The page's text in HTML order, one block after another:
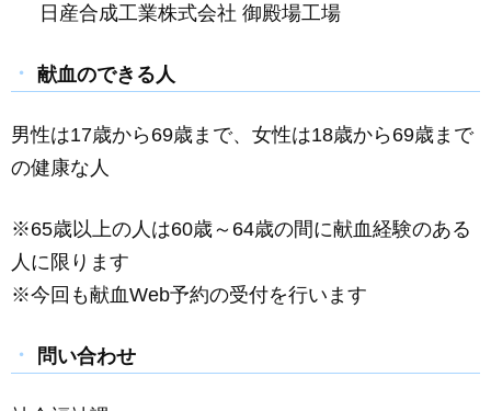
日産合成工業株式会社 御殿場工場
献血のできる人
男性は17歳から69歳まで、女性は18歳から69歳まで
の健康な人
※65歳以上の人は60歳～64歳の間に献血経験のある
人に限ります
※今回も献血Web予約の受付を行います
問い合わせ